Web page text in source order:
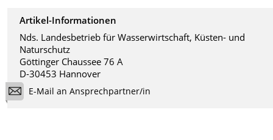
Artikel-Informationen
Nds. Landesbetrieb für Wasserwirtschaft, Küsten- und
Naturschutz
Göttinger Chaussee 76 A
D-30453 Hannover
E-Mail an Ansprechpartner/in